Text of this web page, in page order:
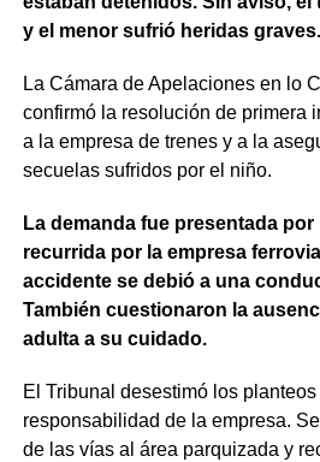
y el menor sufrió heridas graves.
La Cámara de Apelaciones en lo
confirmó la resolución de primera
a la empresa de trenes y a la
secuelas sufridos por el niño.
La demanda fue presentada
recurrida por la empresa
accidente se debió a una
También cuestionaron la
adulta a su cuidado.
El Tribunal desestimó los
responsabilidad de la empresa.
de las vías al área parquizada y